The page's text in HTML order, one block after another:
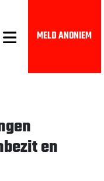
MELD ANONIEM
en